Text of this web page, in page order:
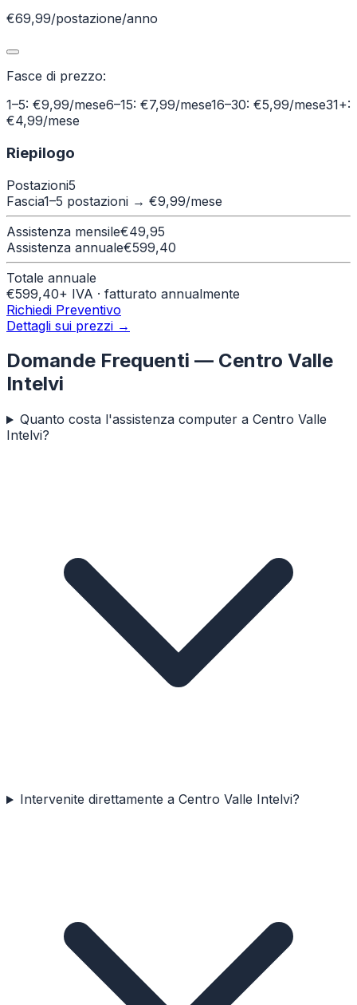
€69,99/postazione/anno
Fasce di prezzo:
1–5: €9,99/mese6–15: €7,99/mese16–30: €5,99/mese31+:
€4,99/mese
Riepilogo
Postazioni5
Fascia1–5 postazioni → €9,99/mese
Assistenza mensile€49,95
Assistenza annuale€599,40
Totale annuale
€599,40+ IVA · fatturato annualmente
Richiedi Preventivo
Dettagli sui prezzi →
Domande Frequenti — Centro Valle
Intelvi
Quanto costa l'assistenza computer a Centro Valle
Intelvi?
Intervenite direttamente a Centro Valle Intelvi?